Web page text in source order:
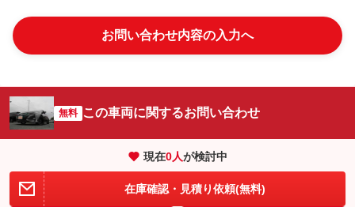
お問い合わせ内容の入力へ
無料 この車両に関するお問い合わせ
現在0人が検討中
在庫確認・見積り依頼(無料)